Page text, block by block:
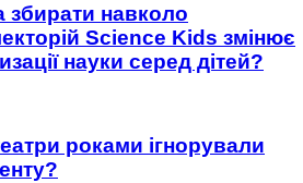
збирати навколо
Science Kids змінює
науки серед дітей?
роками ігнорували